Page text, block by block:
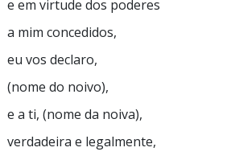
e em virtude dos poderes
a mim concedidos,
eu vos declaro,
(nome do noivo),
e a ti, (nome da noiva),
verdadeira e legalmente,